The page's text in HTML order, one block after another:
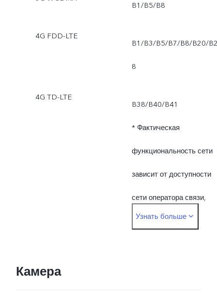
B1/B5/B8
4G FDD-LTE
B1/B3/B5/B7/B8/B20/
8
4G TD-LTE
B38/B40/B41
* Фактическая
функциональность сети
зависит от доступности
сети оператора связи,
поддерживаемой
Узнать больше
Камера